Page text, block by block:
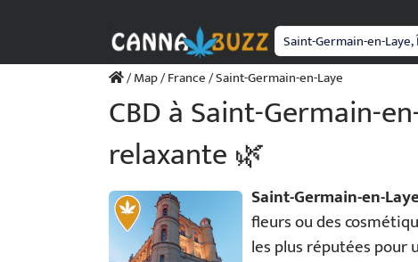
/Map/France/ Saint-Germain-en-Laye
CBD à Saint-Germain-
relaxante 🌿
Saint-Germain-en-
fleurs ou des
les plus réputées pour